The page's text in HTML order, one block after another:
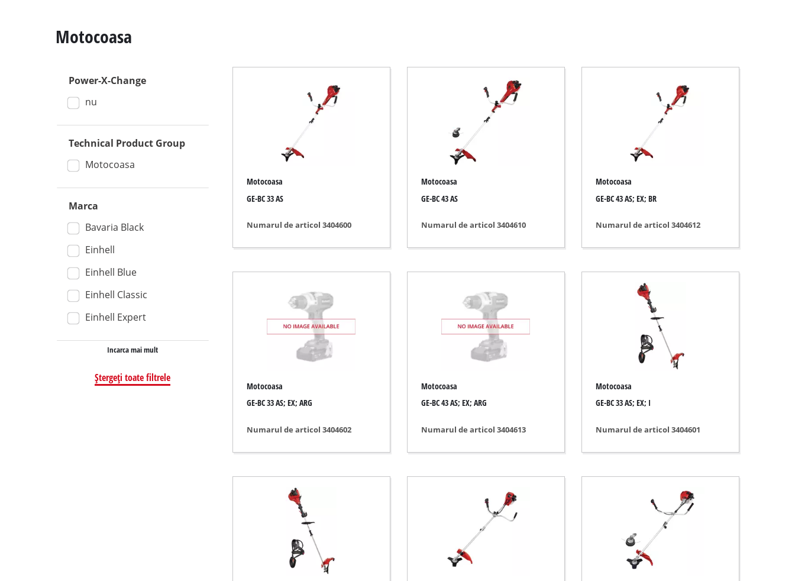
Ferăstraie circulare de mână
Ferăstrău pendular
Ferăstrău multifuncțional
Ferăstrău cu bandă
Alte ferăstraie
Aspirator cenușă
Polizor de banc
Șlefuitor rotativ
Șlefuitor de perete / podea
Masini de polisat / slefuit
Masina de polizat si gravat
Foarfece electric pentru gard viu
Foarfece fără fir gard viu
Foarfeca gard viu cu maner telescopic
Sita de gradina
Pompe submersibile
Pompa mare adancime
Hidrofor
Motopompa
Scarificator cu motor termic
Ferastrau fara fir
Motocoasa
Power-X-Change
nu
Technical Product Group
Motocoasa
Marca
Bavaria Black
Einhell
Einhell Blue
Einhell Classic
Einhell Expert
Incarca mai mult
Ștergeți toate filtrele
Motocoasa
GE-BC 33 AS
Numarul de articol 3404600
Motocoasa
GE-BC 43 AS
Numarul de articol 3404610
Motocoasa
GE-BC 43 AS; EX; BR
Numarul de articol 3404612
Motocoasa
GE-BC 33 AS; EX; ARG
Numarul de articol 3404602
Motocoasa
GE-BC 43 AS; EX; ARG
Numarul de articol 3404613
Motocoasa
GE-BC 33 AS; EX; I
Numarul de articol 3404601